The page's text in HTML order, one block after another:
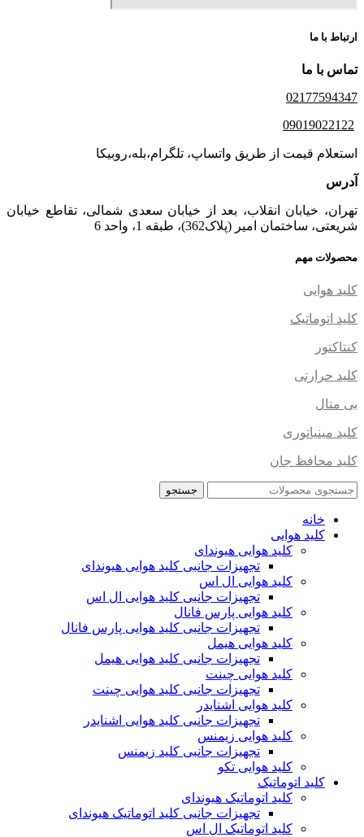
ارتباط با ما
تماس با ما
02177594347
09019022122
استعلام قیمت از طریق واتساپ، تلگرام،بله،روبیکا
آدرس
تهران، خیابان انقلاب، بعد از خیابان سعدی شمالی، تقاطع خیابان
شریعتی، ساختمان امیر (پلاک362)، طبقه 1، واحد 6
محصولات مهم
کلید هوایی
کلید اتوماتیک
کنتاکتور
کلید حرارتی
بی متال
کلید مینیاتوری
کلید محافظ جان
جستجو
خانه
کلید هوایی
کلید هوایی هیوندای
تجهیزات جانبی کلید هوایی هیوندای
کلید هوایی ال اس
تجهیزات جانبی کلید هوایی ال اس
کلید هوایی پارس فانال
تجهیزات جانبی کلید هوایی پارس فانال
کلید هوایی هیمل
تجهیزات جانبی کلید هوایی هیمل
کلید هوایی چینت
تجهیزات جانبی کلید هوایی چینت
کلید هوایی اشنایدر
تجهیزات جانبی کلید هوایی اشنایدر
کلید هوایی زیمنس
تجهیزات جانبی کلید زیمنس
کلید هوایی تکو
کلید اتوماتیک
کلید اتوماتیک هیوندای
تجهیزات جانبی کلید اتوماتیک هیوندای
کلید اتوماتیک ال اس